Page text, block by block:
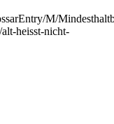
M/
heisst-nicht-